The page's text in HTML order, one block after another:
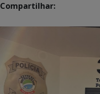
Compartilhar: